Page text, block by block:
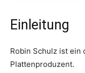
Einleitung
Robin Schulz ist ein
Plattenproduzent.